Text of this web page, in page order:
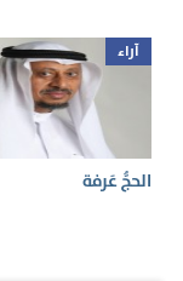
آراء
الحجُّ عَرفة